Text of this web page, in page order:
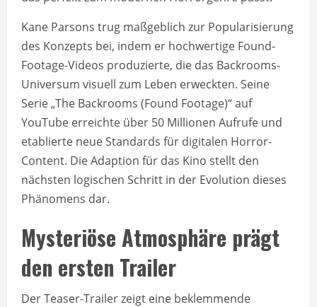
Kane Parsons trug maßgeblich zur Popularisierung
des Konzepts bei, indem er hochwertige Found-
Footage-Videos produzierte, die das Backrooms-
Universum visuell zum Leben erweckten. Seine
Serie „The Backrooms (Found Footage)“ auf
YouTube erreichte über 50 Millionen Aufrufe und
etablierte neue Standards für digitalen Horror-
Content. Die Adaption für das Kino stellt den
nächsten logischen Schritt in der Evolution dieses
Phänomens dar.
Mysteriöse Atmosphäre prägt
den ersten Trailer
Der Teaser-Trailer zeigt eine beklemmende